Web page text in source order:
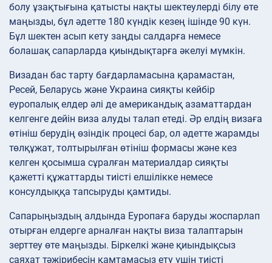
болу ұзақтығына қатысты нақты шектеулерді білу өте
маңызды, бұл әдетте 180 күндік кезең ішінде 90 күн.
Бұл шектен асып кету заңды салдарға немесе
болашақ сапарларда қиындықтарға әкелуі мүмкін.
Визадан бас тарту бағдарламасына қарамастан,
Ресей, Беларусь және Украина сияқты кейбір
еуропалық елдер әлі де американдық азаматтардан
келгенге дейін виза алуды талап етеді. Әр елдің визаға
өтініш берудің өзіндік процесі бар, ол әдетте жарамды
төлқұжат, толтырылған өтініш формасы және кез
келген қосымша сұралған материалдар сияқты
қажетті құжаттарды тиісті елшілікке немесе
консулдыққа тапсыруды қамтиды.
Сапарыңыздың алдында Еуропаға баруды жоспарлап
отырған елдерге арналған нақты виза талаптарын
зерттеу өте маңызды. Біркелкі және қиындықсыз
саяхат тәжірибесін қамтамасыз ету үшін тиісті